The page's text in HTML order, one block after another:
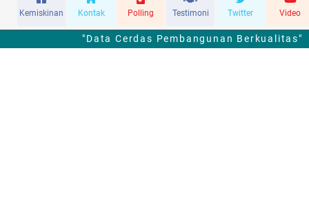
Kemiskinan Kontak Polling Testimoni Twitter Video
"Data Cerdas Pembangunan Berkualitas"